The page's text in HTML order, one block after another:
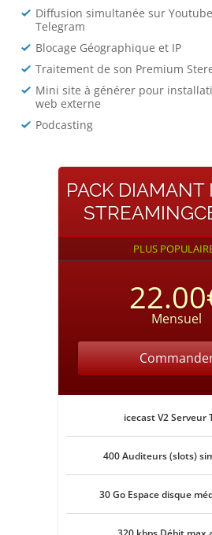
Diffusion simultanée sur
Telegram
Blocage Géographique et IP
Traitement de son Premium
Mini site à générer pour
web externe
Podcasting
PACK DIAMANT
PLUS
Mensuel
icecast V2 Serveur
400 Auditeurs (slots)
30 Go Espace disque